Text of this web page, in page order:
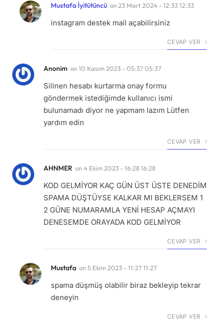
Mustafa İyitütüncü on23 Mart 2024 - 12:33 12:33
instagram destek mail açabilirsiniz
CEVAP VER
Anonim on10 Kasım 2023 - 05:37 05:37
Silinen hesabı kurtarma onay formu
göndermek istediğimde kullanıcı ismi
bulunamadı diyor ne yapmam lazım Lütfen
yardım edin
CEVAP VER
AHNMER on4 Ekim 2023 - 16:28 16:28
KOD GELMİYOR KAÇ GÜN ÜST ÜSTE DENEDİM
SPAMA DÜŞTÜYSE KALKAR MI BEKLERSEM 1
2 GÜNE NUMARAMLA YENİ HESAP AÇMAYI
DENESEMDE ORAYADA KOD GELMİYOR
CEVAP VER
Mustafa on5 Ekim 2023 - 11:27 11:27
spama düşmüş olabilir biraz bekleyip tekrar
deneyin
CEVAP VER